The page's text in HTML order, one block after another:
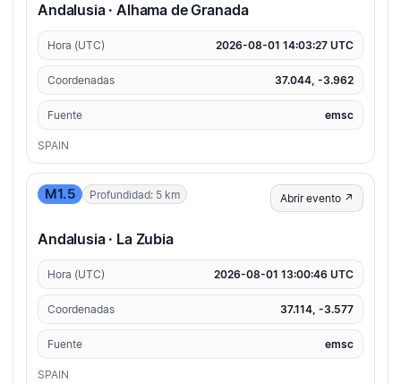
Andalusia · Alhama de Granada
Hora (UTC) 2026-08-01 14:03:27 UTC
Coordenadas 37.044, -3.962
Fuente emsc
SPAIN
M1.5 Profundidad: 5 km Abrir evento ↗
Andalusia · La Zubia
Hora (UTC) 2026-08-01 13:00:46 UTC
Coordenadas 37.114, -3.577
Fuente emsc
SPAIN